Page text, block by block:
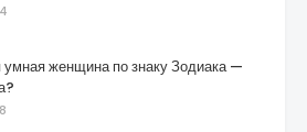
женщина по знаку Зодиака —